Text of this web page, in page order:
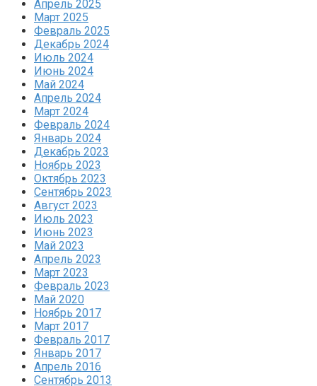
Апрель 2025
Март 2025
Февраль 2025
Декабрь 2024
Июль 2024
Июнь 2024
Май 2024
Апрель 2024
Март 2024
Февраль 2024
Январь 2024
Декабрь 2023
Ноябрь 2023
Октябрь 2023
Сентябрь 2023
Август 2023
Июль 2023
Июнь 2023
Май 2023
Апрель 2023
Март 2023
Февраль 2023
Май 2020
Ноябрь 2017
Март 2017
Февраль 2017
Январь 2017
Апрель 2016
Сентябрь 2013